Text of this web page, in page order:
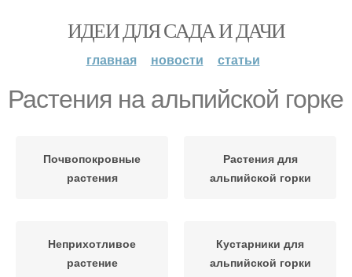
ИДЕИ ДЛЯ САДА И ДАЧИ
главная новости статьи
Растения на альпийской горке
Почвопокровные
растения
Растения для
альпийской горки
Неприхотливое
растение
Кустарники для
альпийской горки